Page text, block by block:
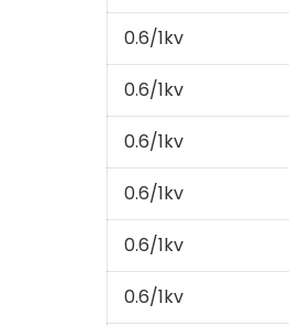
0.6/1kv
0.6/1kv
0.6/1kv
0.6/1kv
0.6/1kv
0.6/1kv